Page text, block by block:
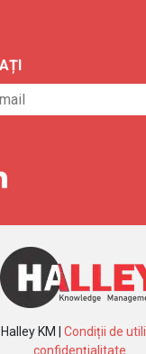
KM | Condiții de
confidențialitate